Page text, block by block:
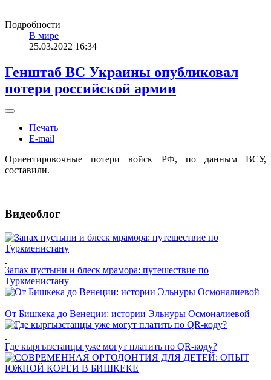
Подробности
В мире
25.03.2022 16:34
Генштаб ВС Украины опубликовал
потери российской армии
Печать
E-mail
Ориентировочные потери войск РФ, по данным ВСУ,
составили.
Видеоблог
Запах пустыни и блеск мрамора: путешествие по
Туркменистану
От Бишкека до Венеции: истории Эльнуры Осмоналиевой
Где кыргызстанцы уже могут платить по QR-коду?